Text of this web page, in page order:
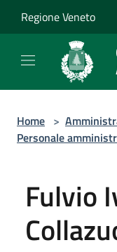
Regione Veneto
Home >
Personale
Fulvio